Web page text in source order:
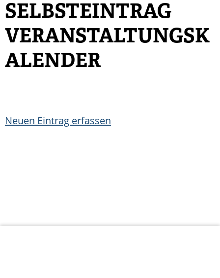
SELBSTEINTRAG
VERANSTALTUNGSK
ALENDER
Neuen Eintrag erfassen